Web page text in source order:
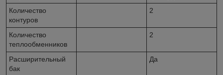
Количество
контуров
2
Количество
теплообменников
2
Расширительный
бак
Да